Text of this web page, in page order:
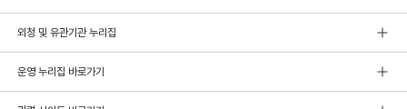
외청 및 유관기관 누리집
운영 누리집 바로가기